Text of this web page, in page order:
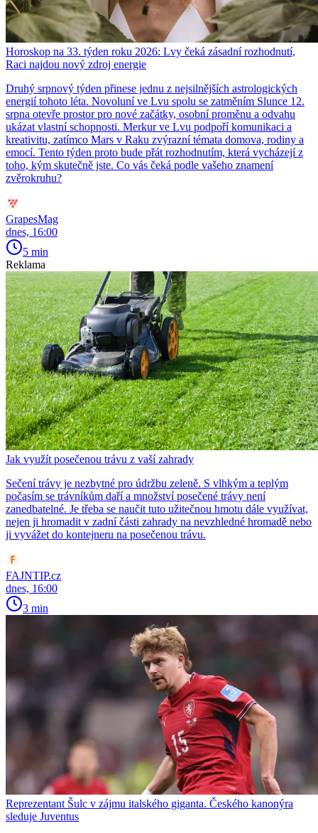
Horoskop na 33. týden roku 2026: Lvy čeká zásadní rozhodnutí,
Raci najdou nový zdroj energie
Druhý srpnový týden přinese jednu z nejsilnějších astrologických
energií tohoto léta. Novoluní ve Lvu spolu se zatměním Slunce 12.
srpna otevře prostor pro nové začátky, osobní proměnu a odvahu
ukázat vlastní schopnosti. Merkur ve Lvu podpoří komunikaci a
kreativitu, zatímco Mars v Raku zvýrazní témata domova, rodiny a
emocí. Tento týden proto bude přát rozhodnutím, která vycházejí z
toho, kým skutečně jste. Co vás čeká podle vašeho znamení
zvěrokruhu?
GrapesMag
dnes, 16:00
5 min
Reklama
Jak využít posečenou trávu z vaší zahrady
Sečení trávy je nezbytné pro údržbu zeleně. S vlhkým a teplým
počasím se trávníkům daří a množství posečené trávy není
zanedbatelné. Je třeba se naučit tuto užitečnou hmotu dále využívat,
nejen ji hromadit v zadní části zahrady na nevzhledné hromadě nebo
ji vyvážet do kontejneru na posečenou trávu.
FAJNTIP.cz
dnes, 16:00
3 min
Reprezentant Šulc v zájmu italského giganta. Českého kanonýra
sleduje Juventus